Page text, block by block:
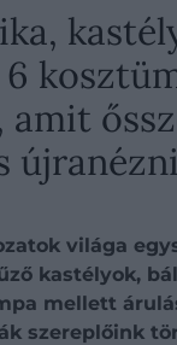
amit
újranézni
világa
kastélyok,
mellett
szereplőink